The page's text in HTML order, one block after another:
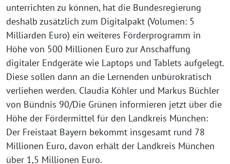
unterrichten zu können, hat die Bundesregierung
deshalb zusätzlich zum Digitalpakt (Volumen: 5
Milliarden Euro) ein weiteres Förderprogramm in
Höhe von 500 Millionen Euro zur Anschaffung
digitaler Endgeräte wie Laptops und Tablets aufgelegt.
Diese sollen dann an die Lernenden unbürokratisch
verliehen werden. Claudia Köhler und Markus Büchler
von Bündnis 90/Die Grünen informieren jetzt über die
Höhe der Fördermittel für den Landkreis München:
Der Freistaat Bayern bekommt insgesamt rund 78
Millionen Euro, davon erhält der Landkreis München
über 1,5 Millionen Euro.